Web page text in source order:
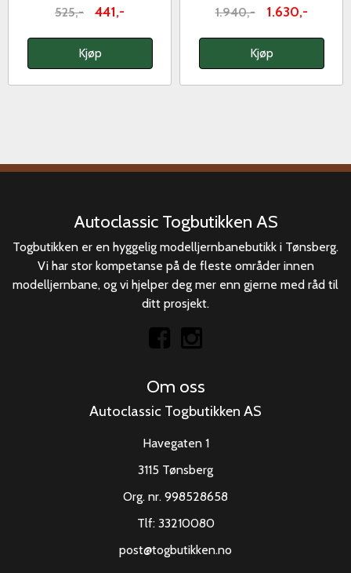
525,- 441,-
Kjøp
1.940,- 1.630,-
Kjøp
Autoclassic Togbutikken AS
Togbutikken er en hyggelig modelljernbanebutikk i Tønsberg.
Vi har stor kompetanse på de fleste områder innen
modelljernbane, og vi hjelper deg mer enn gjerne med råd til
ditt prosjekt.
Om oss
Autoclassic Togbutikken AS
Havegaten 1
3115 Tønsberg
Org. nr. 998528658
Tlf: 33210080
post@togbutikken.no